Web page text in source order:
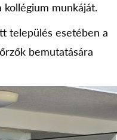
munkáját.
település esetében a
bemutatására